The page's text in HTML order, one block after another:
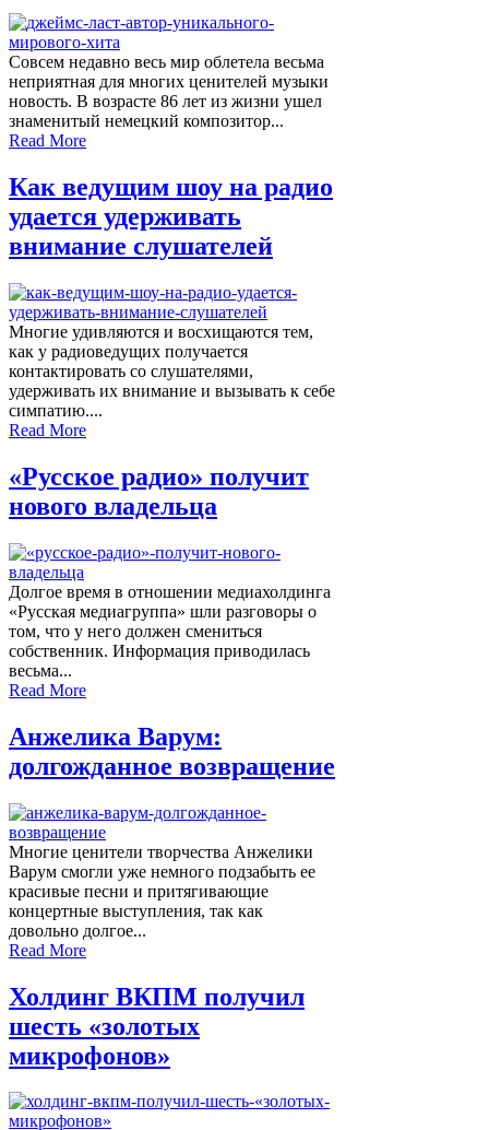
Совсем недавно весь мир облетела весьма
неприятная для многих ценителей музыки
новость. В возрасте 86 лет из жизни ушел
знаменитый немецкий композитор...
Read More
Как ведущим шоу на радио
удается удерживать
внимание слушателей
Многие удивляются и восхищаются тем,
как у радиоведущих получается
контактировать со слушателями,
удерживать их внимание и вызывать к себе
симпатию....
Read More
«Русское радио» получит
нового владельца
Долгое время в отношении медиахолдинга
«Русская медиагруппа» шли разговоры о
том, что у него должен смениться
собственник. Информация приводилась
весьма...
Read More
Анжелика Варум:
долгожданное возвращение
Многие ценители творчества Анжелики
Варум смогли уже немного подзабыть ее
красивые песни и притягивающие
концертные выступления, так как
довольно долгое...
Read More
Холдинг ВКПМ получил
шесть «золотых
микрофонов»